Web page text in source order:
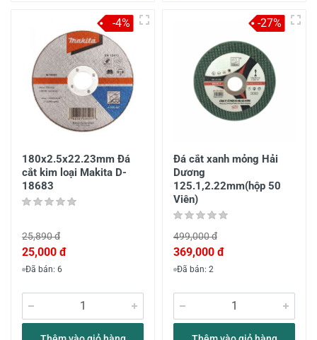
180x2.5x22.23mm Đá
cắt kim loại Makita D-
18683
25,890 đ
25,000 đ
Đã bán: 6
-4%
Đá cắt xanh mỏng Hải
Dương
125.1,2.22mm(hộp 50
Viên)
499,000 đ
369,000 đ
Đã bán: 2
-27%